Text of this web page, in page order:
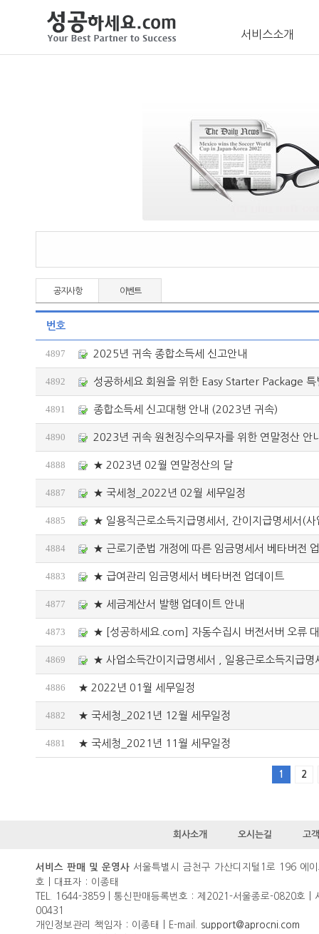
서비스소개
공지사항 이벤트
번호
4897 2025년 귀속 종합소득세 신고안내
4892 성공하세요 회원을 위한 Easy Starter Package
4891 종합소득세 신고대행 안내 (2023년 귀속)
4890 2023년 귀속 원천징수의무자를 위한 연말정산 안
4888 ★ 2023년 02월 연말정산의 달
4887 ★ 국세청_2022년 02월 세무일정
4885 ★ 일용직근로소득지급명세서, 간이지급명세서(
4884 ★ 근로기준법 개정에 따른 임금명세서 베타버전
4883 ★ 급여관리 임금명세서 베타버전 업데이트
4877 ★ 세금계산서 발행 업데이트 안내
4873 ★ [성공하세요.com] 자동수집시 버전서버 오류
4869 ★ 사업소득간이지급명세서 , 일용근로소득지급명
4886 ★ 2022년 01월 세무일정
4882 ★ 국세청_2021년 12월 세무일정
4881 ★ 국세청_2021년 11월 세무일정
1 2
회사소개 오시는길 고
서비스 판매 및 운영사 서울특별시 금천구 가산디지털1로 196 에
호 | 대표자 : 이종태
TEL. 1644-3859 | 통신판매등록번호 : 제2021-서울종로-0820호 |
00431
개인정보관리 책임자 : 이종태 | E-mail. support@aprocni.com